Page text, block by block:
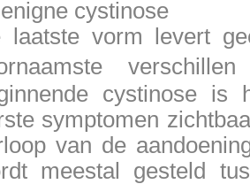
cystinose
laatste vorm levert
cystinose
symptomen
van de
meestal gesteld